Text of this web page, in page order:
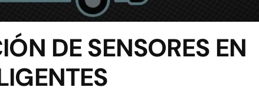
DE SENSORES EN